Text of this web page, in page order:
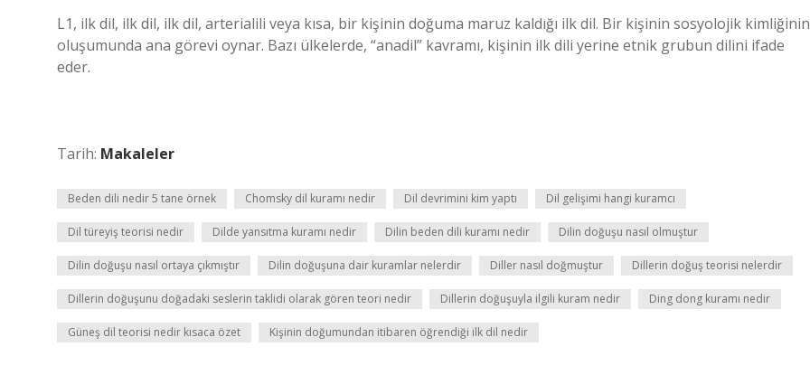
L1, ilk dil, ilk dil, ilk dil, arterialili veya kısa, bir kişinin doğuma maruz kaldığı ilk dil. Bir kişinin sosyolojik kimliğinin
oluşumunda ana görevi oynar. Bazı ülkelerde, “anadil” kavramı, kişinin ilk dili yerine etnik grubun dilini ifade
eder.
Tarih: Makaleler
Beden dili nedir 5 tane örnek Chomsky dil kuramı nedir Dil devrimini kim yaptı Dil gelişimi hangi kuramcı
Dil türeyiş teorisi nedir Dilde yansıtma kuramı nedir Dilin beden dili kuramı nedir Dilin doğuşu nasıl olmuştur
Dilin doğuşu nasıl ortaya çıkmıştır Dilin doğuşuna dair kuramlar nelerdir Diller nasıl doğmuştur Dillerin doğuş teorisi nelerdir
Dillerin doğuşunu doğadaki seslerin taklidi olarak gören teori nedir Dillerin doğuşuyla ilgili kuram nedir Ding dong kuramı nedir
Güneş dil teorisi nedir kısaca özet Kişinin doğumundan itibaren öğrendiği ilk dil nedir